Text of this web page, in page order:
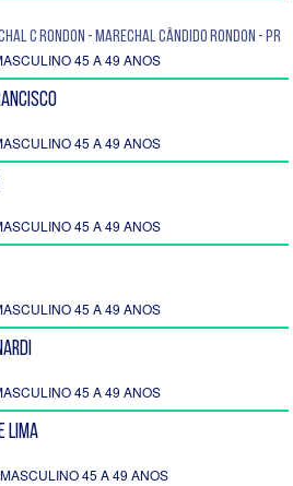
C Rondon - Marechal Cândido Rondon - PR
45 A 49 ANOS
45 A 49 ANOS
45 A 49 ANOS
45 A 49 ANOS
45 A 49 ANOS
LIMA
45 A 49 ANOS